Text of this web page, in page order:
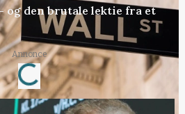
og den brutale lektie fra et
Annonce
Loading...